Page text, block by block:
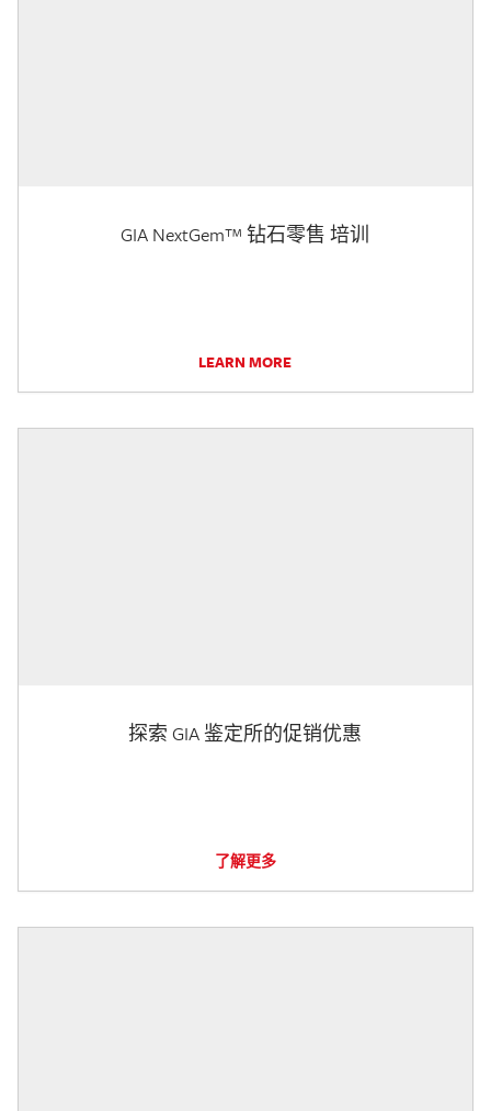
GIA NextGem™ 钻石零售 培训
LEARN MORE
探索 GIA 鉴定所的促销优惠
了解更多